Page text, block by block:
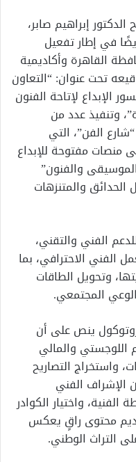
إبراهيم صابر،
في إطار تفعيل
القاهرة وأكاديمية
تحت عنوان: “التعاون
الإبداع لإتاحة الفنون
وتنفيذ عدد من
“شارع الفن”، التي
مفتوحة للإبداع
والفنون”
والمتنزهات
الفني والتقني،
الفني الاحترافي، بما
وتحويل الطاقات
المجتمعي.
ينص على أن
اللوجستي والمالي
واستخراج التصاريح
الإشراف الفني
الفنية، واختيار الكوادر
محتوى راقٍ يعكس
التراث الوطني.